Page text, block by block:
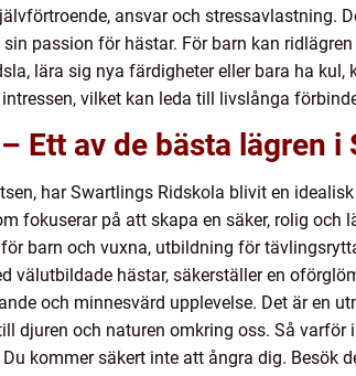
ansvar och stressavlastning.
passion för hästar. För barn kan
lära sig nya färdigheter eller bara ha
vilket kan leda till livslånga
Ett av de bästa lägren i
har Swartlings Ridskola blivit en
fokuserar på att skapa en säker, rolig
barn och vuxna, utbildning för
välutbildade hästar, säkerställer en
och minnesvärd upplevelse. Det är en
djuren och naturen omkring oss. Så
kommer säkert inte att ångra dig.